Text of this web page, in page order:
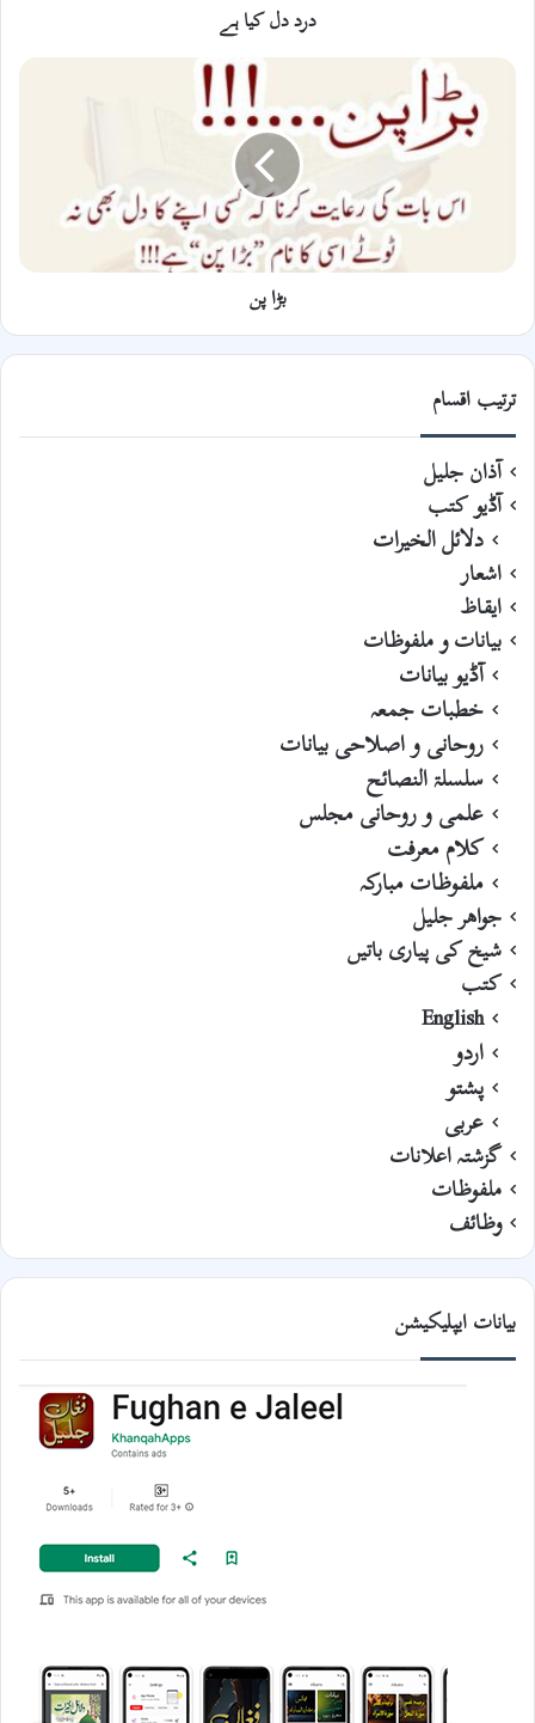
درد دل کیا ہے
بڑا
بڑا پن
ترتیب اقسام
آذان جلیل
آڈیو کتب
دلائل الخیرات
اشعار
ایقاظ
بیانات و ملفوظات
آڈیو بیانات
خطبات جمعہ
روحانی و اصلاحی بیانات
سلسلۃ النصائح
علمی و روحانی مجلس
کلام معرفت
ملفوظات مبارکہ
جواھر جلیل
شیخ کی پیاری باتیں
کتب
English
اردو
پشتو
عربی
گزشتہ اعلانات
ملفوظات
وظائف
بیانات ایپلیکیشن